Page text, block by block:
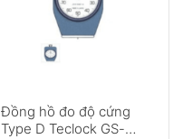
Đồng hồ đo độ cứng
Type D Teclock GS-